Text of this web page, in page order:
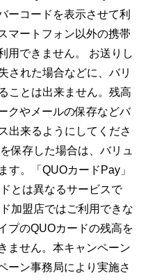
ーコードを表示させて利
マートフォン以外の携帯
用できません。 お送りし
された場合などに、バリ
ことは出来ません。残高
クやメールの保存などバ
出来るようにしてくださ
保存した場合は、バリュ
す。「QUOカードPay」
とは異なるサービスで
加盟店ではご利用できな
プのQUOカードの残高を
ません。本キャンペーン
ーン事務局により実施さ